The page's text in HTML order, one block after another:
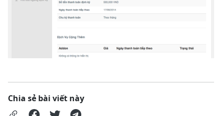
Chia sẻ bài viết này